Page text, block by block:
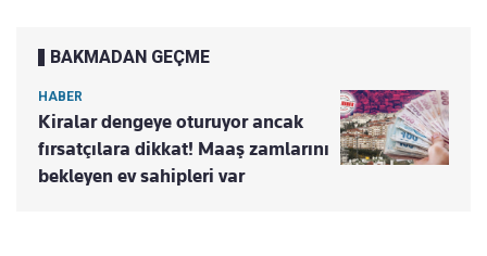
BAKMADAN GEÇME
HABER
Kiralar dengeye oturuyor ancak
fırsatçılara dikkat! Maaş zamlarını
bekleyen ev sahipleri var